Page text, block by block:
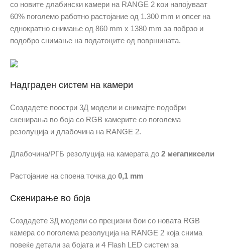
со новите длабински камери на RANGE 2 кои напојуваат
60% поголемо работно растојание од 1.300 mm и опсег на
еднократно снимање од 860 mm x 1380 mm за побрзо и
подобро снимање на податоците од површината.
Надграден систем на камери
Создадете поостри 3Д модели и снимајте подобри
скенирања во боја со RGB камерите со поголема
резолуција и длабочина на RANGE 2.
Длабочина/РГБ резолуција на камерата до 2 мегапиксели
Растојание на споена точка до 0,1 mm
Скенирање во боја
Создадете 3Д модели со прецизни бои со новата RGB
камера со поголема резолуција на RANGE 2 која снима
повеќе детали за бојата и 4 Flash LED систем за